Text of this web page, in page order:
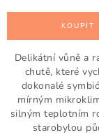
Delikátní vůně a
chutě, které
dokonalé
mírným
silným teplotním
starobylou